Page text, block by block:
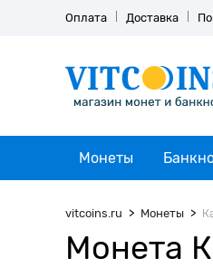
Оплата Доставка
Монеты
vitcoins.ru Монеты
Монета